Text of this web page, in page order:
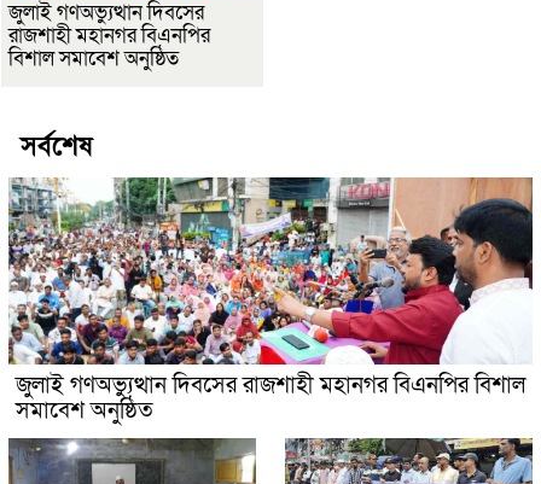
জুলাই গণঅভ্যুত্থান দিবসের
রাজশাহী মহানগর বিএনপির
বিশাল সমাবেশ অনুষ্ঠিত
সর্বশেষ
জুলাই গণঅভ্যুত্থান দিবসের রাজশাহী মহানগর বিএনপির বিশাল
সমাবেশ অনুষ্ঠিত